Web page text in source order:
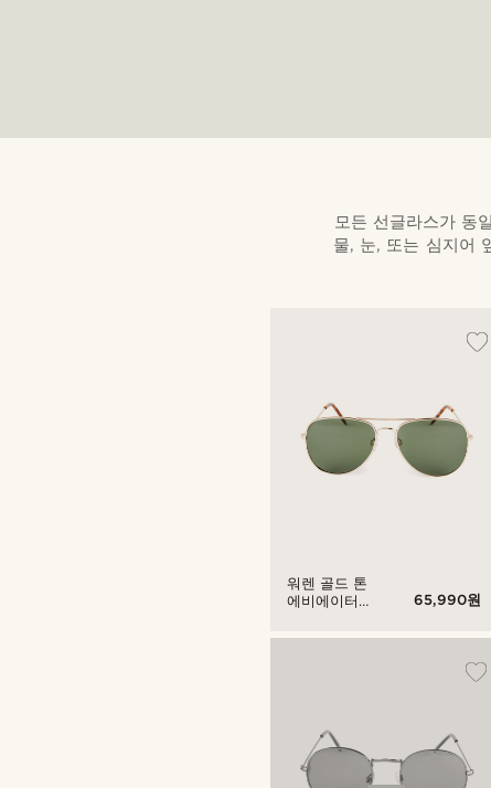
모든 선글라스가 동
물, 눈, 또는 심지어
워렌 골드 톤
에비에이터
라스
65,990원